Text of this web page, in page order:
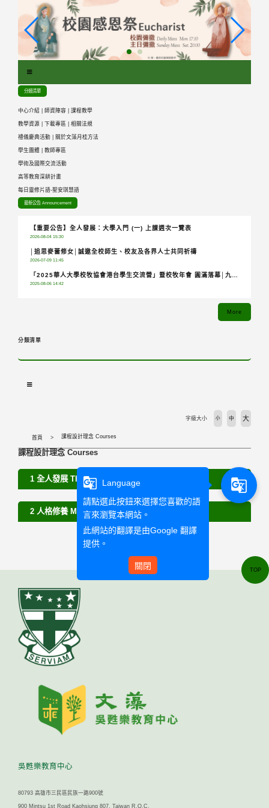
分類清單
中心介紹 師資陣容 課程教學
教學資源 下載專區 相關法規
禮儀慶典活動 關於文藻月桂方法
學生團體 教師專區
學術及國際交流活動
高等教育深耕計畫
每日靈修片語-聖安琪慧語
最新公告 Announcement
【重要公告】全人發展：大學入門 (一) 上課週次一覽表
2026-08-04 15:30
│追思麥蕾修女│誠邀全校師生、校友及各界人士共同祈禱
2026-07-09 11:45
「2025華人大學校牧協會港台學生交流營」暨校牧年會 圓滿落幕│九校
2025-08-06 14:42
More
分類清單
首頁 課程設計理念 Courses
字級大小 小 中 大
課程設計理念 Courses
1 全人發展 The Whole Personal Development
2 人格修養 Moral Formation
吳甦樂教育中心
80793 高雄市三民區民族一路900號
900 Mintsu 1st Road Kaohsiung 807, Taiwan R.O.C.
TOP
g_translate
Language
請點選此按鈕來選擇您喜歡的語
言來瀏覽本網站。
此網站的翻譯是由Google 翻譯
提供。
關閉
g_translate